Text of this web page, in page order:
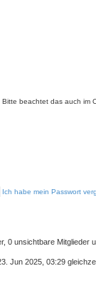
beachtet das auch im
Ich habe mein Passwort
0 unsichtbare Mitglieder
Jun 2025, 03:29